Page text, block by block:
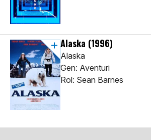
Alaska (1996)
Alaska
Gen: Aventuri
Rol: Sean Barnes